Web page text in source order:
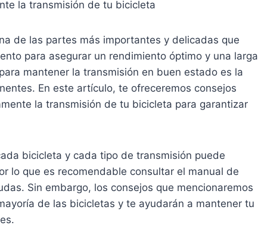
la transmisión de tu bicicleta
de las partes más importantes y delicadas que
para asegurar un rendimiento óptimo y una larga
mantener la transmisión en buen estado es la
En este artículo, te ofreceremos consejos
la transmisión de tu bicicleta para garantizar
bicicleta y cada tipo de transmisión puede
lo que es recomendable consultar el manual de
Sin embargo, los consejos que mencionaremos
de las bicicletas y te ayudarán a mantener tu